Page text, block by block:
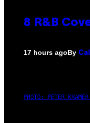
8 R&B
17 hours agoBy
PHOTO: PETER